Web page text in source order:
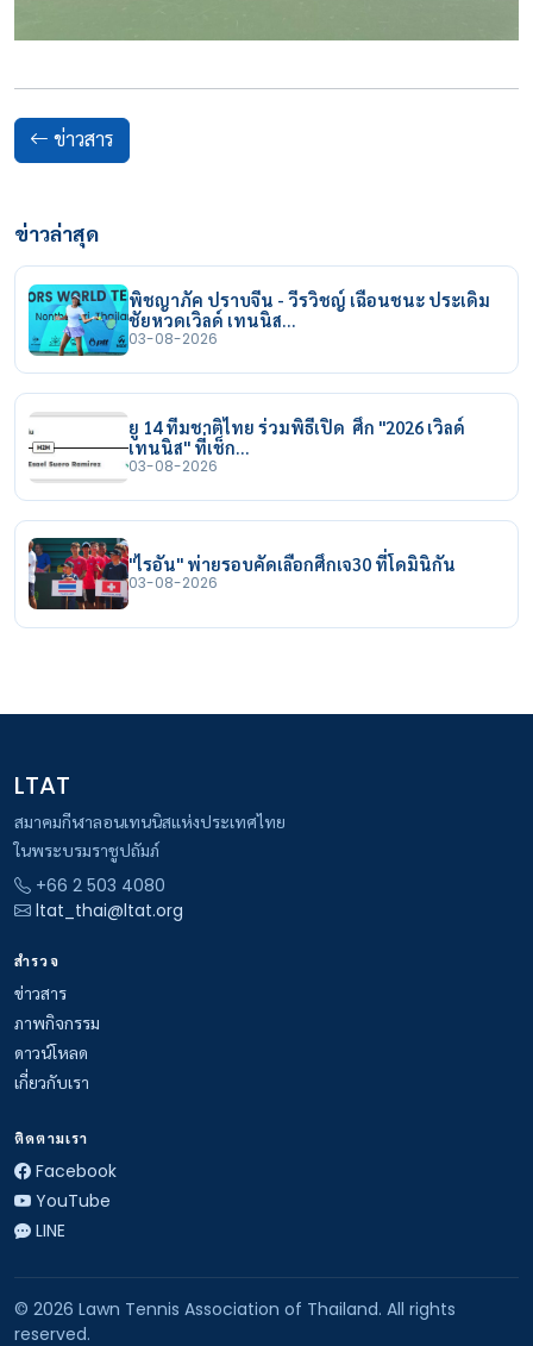
ข่าวสาร
ข่าวล่าสุด
พิชญาภัค ปราบจีน - วีรวิชญ์ เฉือนชนะ ประเดิม
ชัยหวดเวิลด์ เทนนิส…
03-08-2026
ยู 14 ทีมชาติไทย ร่วมพิธีเปิด ศึก "2026 เวิลด์
เทนนิส" ที่เช็ก…
03-08-2026
"ไรอัน" พ่ายรอบคัดเลือกศึกเจ30 ที่โดมินิกัน
03-08-2026
LTAT
สมาคมกีฬาลอนเทนนิสแห่งประเทศไทย
ในพระบรมราชูปถัมภ์
+66 2 503 4080
ltat_thai@ltat.org
สำรวจ
ข่าวสาร
ภาพกิจกรรม
ดาวน์โหลด
เกี่ยวกับเรา
ติดตามเรา
Facebook
YouTube
LINE
© 2026 Lawn Tennis Association of Thailand. All rights
reserved.